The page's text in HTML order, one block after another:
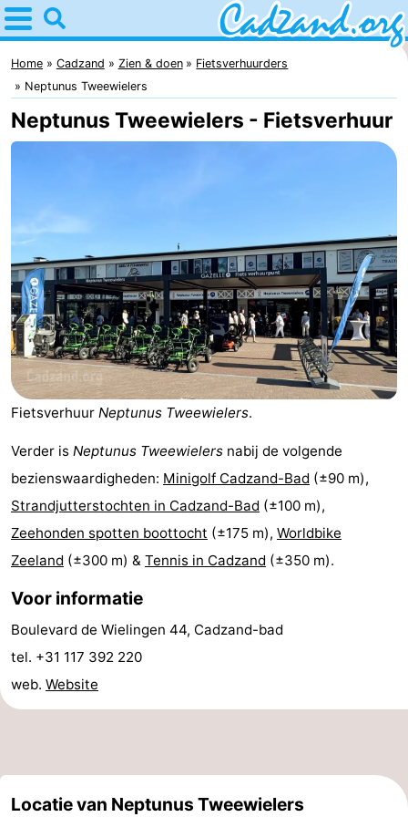
Home
Cadzand
Tips
Voor
Appartementen
Campings
Hotels
Vakantiehuizen
-
Meersee
Beach
Resort
Nieuwvliet-
Bad
-
De
Meulinge
-
EuroParcs
Cadzand
-
Hoogduin
-
Noordzee
Résidence
-
Resort
-
Resort
Waterdunen
-
Home Cadzand Zien & doen
Fietsverhuurders
Neptunus Tweewielers
Neptunus Tweewielers - Fietsverhuur
Fietsverhuur Neptunus Tweewielers.
Verder is Neptunus Tweewielers nabij de volgende
bezienswaardigheden: Minigolf Cadzand-Bad (±90 m),
Strandjutterstochten in Cadzand-Bad (±100 m),
Zeehonden spotten boottocht (±175 m), Worldbike
Zeeland (±300 m) & Tennis in Cadzand (±350 m).
Voor informatie
Boulevard de Wielingen 44, Cadzand-bad
tel. +31 117 392 220
web. Website
Locatie van Neptunus Tweewielers